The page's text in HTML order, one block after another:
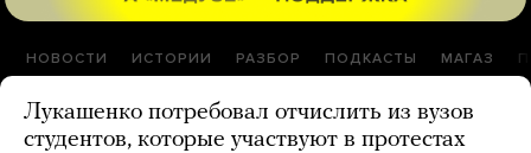
НОВОСТИ ИСТОРИИ РАЗБОР ПОДКАСТЫ МАГАЗ
Лукашенко потребовал отчислить из вузов
студентов, которые участвуют в протестах